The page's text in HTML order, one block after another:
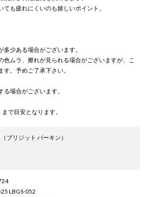
も疲れにくいのも嬉しいポイント。
少ある場合がございます。
色ムラ、擦れが見られる場合がございますが、こ
。予めご了承下さい。
場合がございます。
で目安となります。
（ブリジット バーキン）
LBGS-052